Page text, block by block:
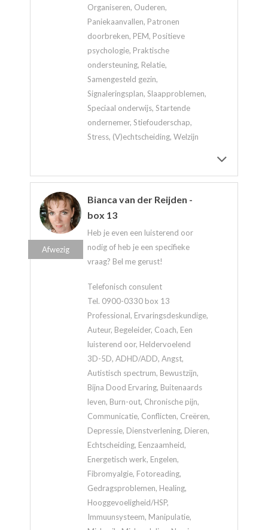
Organiseren, Ouderen,
Paniekaanvallen, Patronen
doorbreken, PEM, Positieve
psychologie, Praktische
ondersteuning, Relatie,
Samengesteld gezin,
Signaleringsplan, Slaapproblemen,
Speciaal onderwijs, Startende
ondernemer, Stiefouderschap,
Stress, (V)echtscheiding, Welzijn
Bianca van der Reijden -
box 13
Heb je even een luisterend oor
nodig of heb je een specifieke
vraag? Bel me gerust!
Telefonisch consulent
Tel. 0900-0330 box 13
Professional, Ervaringsdeskundige,
Auteur, Begeleider, Coach, Een
luisterend oor, Heldervoelend
3D-5D, ADHD/ADD, Angst,
Autistisch spectrum, Bewustzijn,
Bijna Dood Ervaring, Buitenaards
leven, Burn-out, Chronische pijn,
Communicatie, Conflicten, Creëren,
Depressie, Dienstverlening, Dieren,
Echtscheiding, Eenzaamheid,
Energetisch werk, Engelen,
Fibromyalgie, Fotoreading,
Gedragsproblemen, Healing,
Hooggevoeligheid/HSP,
Immuunsysteem, Manipulatie,
Afwezig